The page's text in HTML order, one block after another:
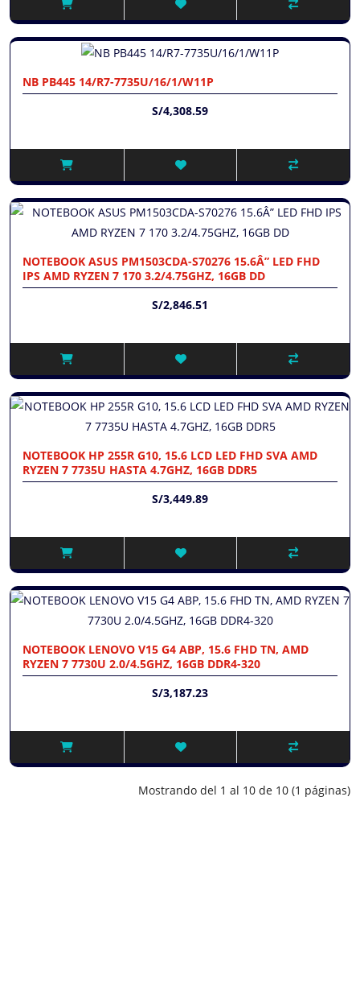
NB PB445 14/R7-7735U/16/1/W11P
S/4,308.59
NOTEBOOK ASUS PM1503CDA-S70276 15.6Â” LED FHD
IPS AMD RYZEN 7 170 3.2/4.75GHZ, 16GB DD
S/2,846.51
NOTEBOOK HP 255R G10, 15.6 LCD LED FHD SVA AMD
RYZEN 7 7735U HASTA 4.7GHZ, 16GB DDR5
S/3,449.89
NOTEBOOK LENOVO V15 G4 ABP, 15.6 FHD TN, AMD
RYZEN 7 7730U 2.0/4.5GHZ, 16GB DDR4-320
S/3,187.23
Mostrando del 1 al 10 de 10 (1 páginas)